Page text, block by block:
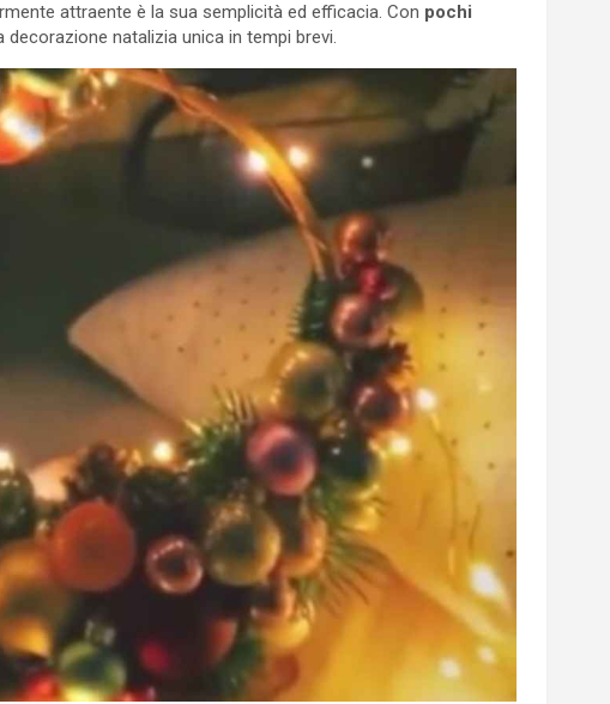
attraente è la sua semplicità ed efficacia. Con pochi
natalizia unica in tempi brevi.